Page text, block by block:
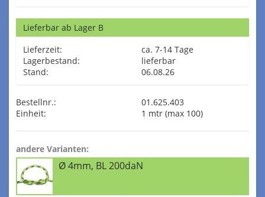
Lieferbar ab Lager B
Lieferzeit:
ca. 7-14 Tage
Lagerbestand:
lieferbar
Stand:
06.08.26
Bestellnr.:
01.625.403
Einheit:
1 mtr (max 100)
andere Varianten:
Ø 4mm, BL 200daN